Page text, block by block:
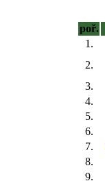
poř.
1.
2.
3.
4.
5.
6.
7.
8.
9.